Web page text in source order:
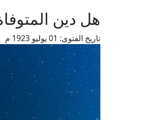
هل دين
تاريخ الفتوى: